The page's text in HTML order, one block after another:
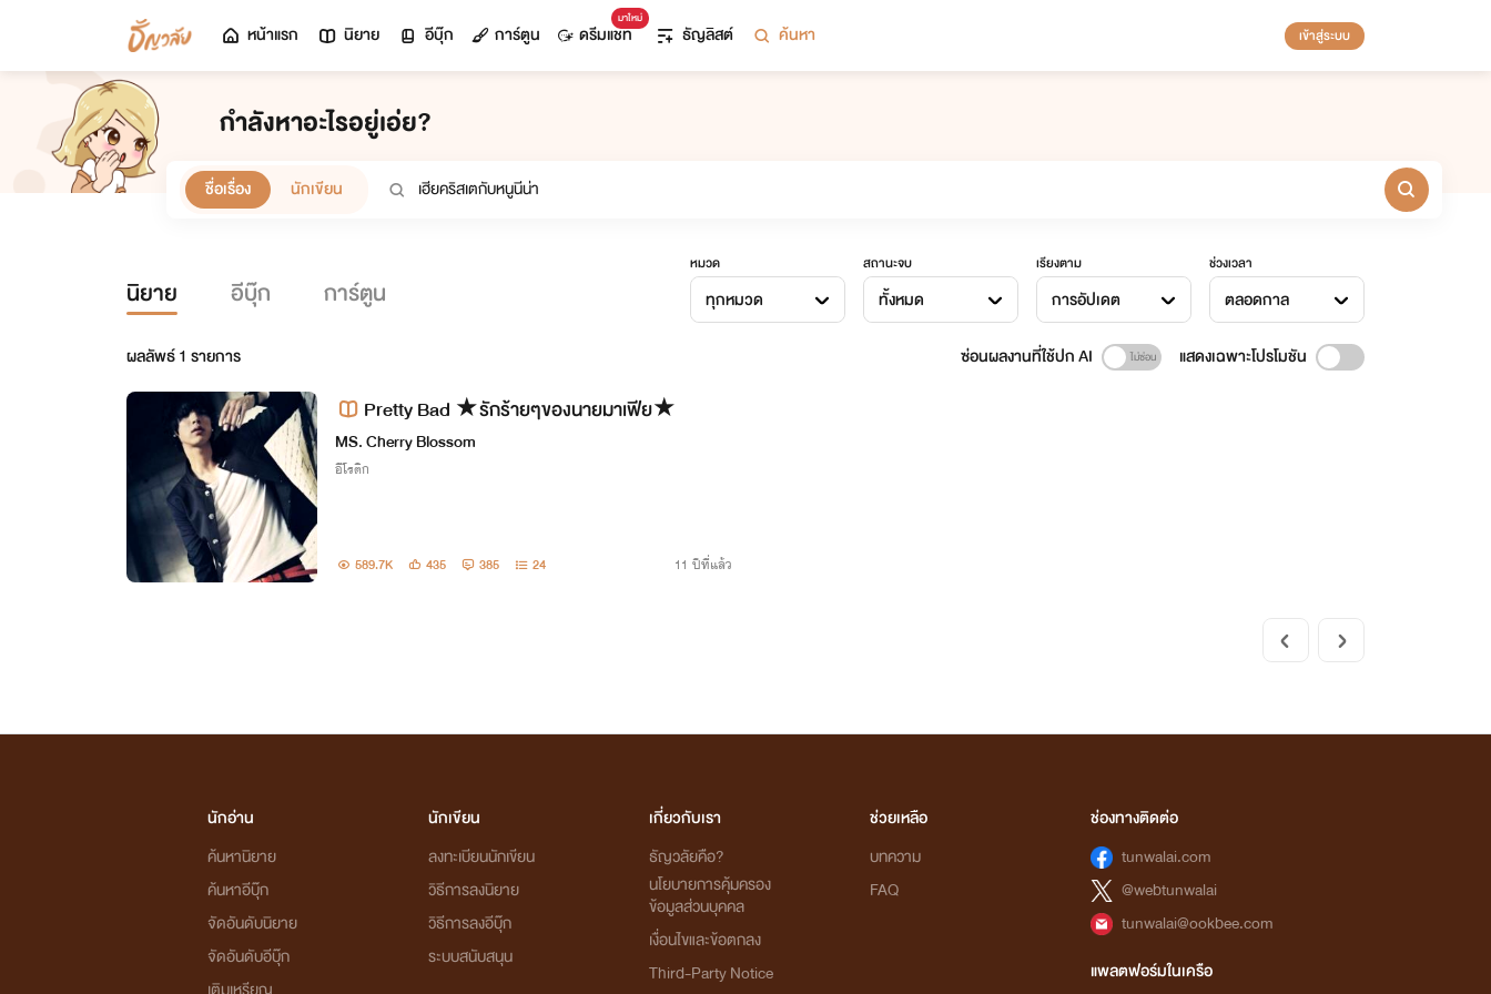
หน้าแรก นิยาย อีบุ๊ก การ์ตูน
มาใหม่
ดรีมแชท ธัญลิสต์ ค้นหา เข้าสู่ระบบ
กำลังหาอะไรอยู่เอ่ย?
ชื่อเรื่อง นักเขียน
นิยาย อีบุ๊ก การ์ตูน
หมวด
ทุกหมวด
สถานะจบ
ทั้งหมด
เรียงตาม
การอัปเดต
ช่วงเวลา
ตลอดกาล
ผลลัพธ์1 รายการ ซ่อนผลงานที่ใช้ปก AI แสดงเฉพาะโปรโมชัน
Pretty Bad ★รักร้ายๆของนายมาเฟีย★
MS. Cherry Blossom
อีโรติก
589.7K 435 385 24 11 ปีที่แล้ว
นักอ่าน
ค้นหานิยาย
ค้นหาอีบุ๊ก
จัดอันดับนิยาย
จัดอันดับอีบุ๊ก
นักเขียน
ลงทะเบียนนักเขียน
วิธีการลงนิยาย
วิธีการลงอีบุ๊ก
ระบบสนับสนุน
เกี่ยวกับเรา
ธัญวลัยคือ?
นโยบายการคุ้มครอง
ข้อมูลส่วนบุคคล
เงื่อนไขและข้อตกลง
Third-Party Notice
ช่วยเหลือ
บทความ
FAQ
ช่องทางติดต่อ
tunwalai.com
@webtunwalai
tunwalai@ookbee.com
แพลตฟอร์มในเครือ